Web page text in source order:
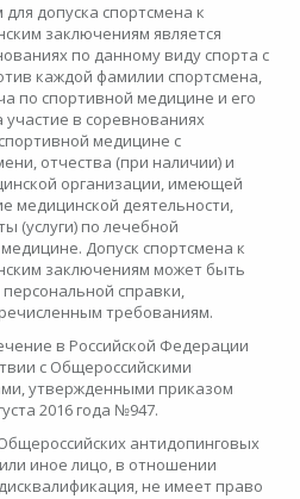
допуска спортсмена к
заключениям является
по данному виду спорта с
каждой фамилии спортсмена,
по спортивной медицине и его
в соревнованиях
медицине с
отчества (при наличии) и
организации, имеющей
медицинской деятельности,
(услуги) по лечебной
Допуск спортсмена к
заключениям может быть
справки,
требованиям.
в Российской Федерации
с Общероссийскими
утвержденными приказом
2016 года №947.
антидопинговых
иное лицо, в отношении
не имеет право